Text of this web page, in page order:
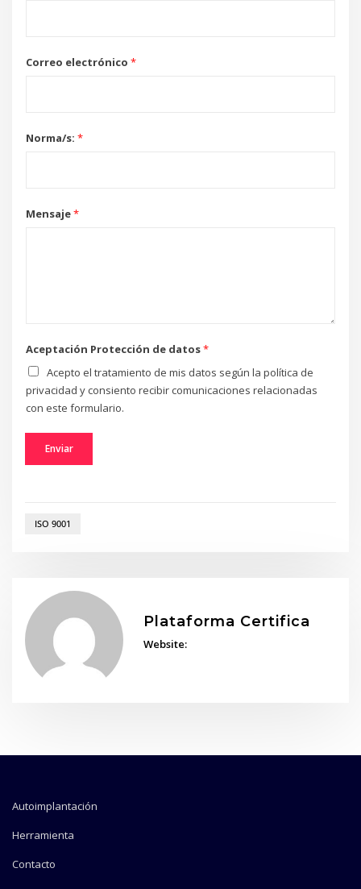
n
s
Correo electrónico*
Norma/s:*
Mensaje*
Aceptación Protección de datos*
Acepto el tratamiento de mis datos según la política de
privacidad y consiento recibir comunicaciones relacionadas
con este formulario.
Enviar
ISO 9001
Plataforma Certifica
Website:
Autoimplantación
Herramienta
Contacto